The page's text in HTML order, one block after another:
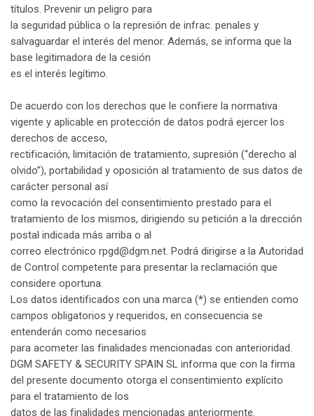
títulos. Prevenir un peligro para
la seguridad pública o la represión de infrac. penales y
salvaguardar el interés del menor. Además, se informa que la
base legitimadora de la cesión
es el interés legítimo.
De acuerdo con los derechos que le confiere la normativa
vigente y aplicable en protección de datos podrá ejercer los
derechos de acceso,
rectificación, limitación de tratamiento, supresión (“derecho al
olvido”), portabilidad y oposición al tratamiento de sus datos de
carácter personal así
como la revocación del consentimiento prestado para el
tratamiento de los mismos, dirigiendo su petición a la dirección
postal indicada más arriba o al
correo electrónico rpgd@dgm.net. Podrá dirigirse a la Autoridad
de Control competente para presentar la reclamación que
considere oportuna.
Los datos identificados con una marca (*) se entienden como
campos obligatorios y requeridos, en consecuencia se
entenderán como necesarios
para acometer las finalidades mencionadas con anterioridad.
DGM SAFETY & SECURITY SPAIN SL informa que con la firma
del presente documento otorga el consentimiento explícito
para el tratamiento de los
datos de las finalidades mencionadas anteriormente.